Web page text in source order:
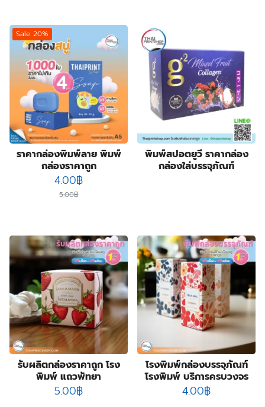
ซองกระดาษ 1
product
ซองฟอยล์
4
products
ถุงกระดาษ 7272
products
ถุงกระดาษสำเร็จรูป 22
products
ปฏิทิน 22
products
ป้ายกล่องไฟ 14 14
products
ป้ายฉลุลาย 33
products
ป้ายธงญี่ปุ่น 44
products
พิมพ์สกรีนสินค้า 1
product
สติ๊กเกอร์กันปลอมโฮโลแกรม
products
สายคาดกล่อง 44
products
หูหิ้วแก้วกระดาษ 2
ออกแบบบรรจุภัณฑ์
products
Sale 20%
ราคากล่องพิมพ์ลาย พิมพ์
กล่องราคาถูก
5.00฿
Original
price
4.00฿Current
พิมพ์สปอตยูวี ราคากล่อง
กล่องใส่บรรจุภัณฑ์
รับผลิตกล่องราคาถูก โรง
พิมพ์ แถวพัทยา
5.00฿
โรงพิมพ์กล่องบรรจุภัณฑ์
โรงพิมพ์ บริการครบวงจร
4.00฿